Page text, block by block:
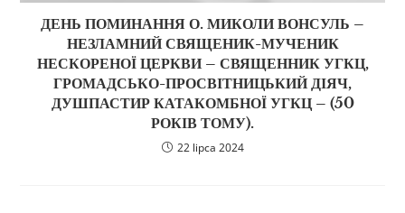
ДЕНЬ ПОМИНАННЯ О. МИКОЛИ ВОНСУЛЬ –
НЕЗЛАМНИЙ СВЯЩЕНИК-МУЧЕНИК
НЕСКОРЕНОЇ ЦЕРКВИ – СВЯЩЕННИК УГКЦ,
ГРОМАДСЬКО-ПРОСВІТНИЦЬКИЙ ДІЯЧ,
ДУШПАСТИР КАТАКОМБНОЇ УГКЦ – (50
РОКІВ ТОМУ).
22 lipca 2024